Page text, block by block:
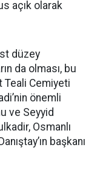
açık olarak
düzey
da olması, bu
Teali Cemiyeti
önemli
ve Seyyid
Osmanlı
başkanı